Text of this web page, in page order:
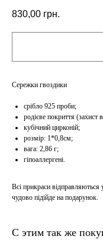
830,00 грн.
Cережки гвоздики
срібло 925 проби;
родієве покриття (захист
кубічний цирконій;
розмір: 1*0,8см;
вага: 2,86 г;
гіпоаллергені.
Всі прикраси
чудово підійде на подарунок.
С этим так же